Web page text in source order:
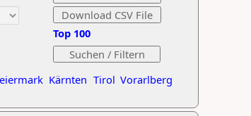
Kärnten Tirol Vorarlberg
Top 100